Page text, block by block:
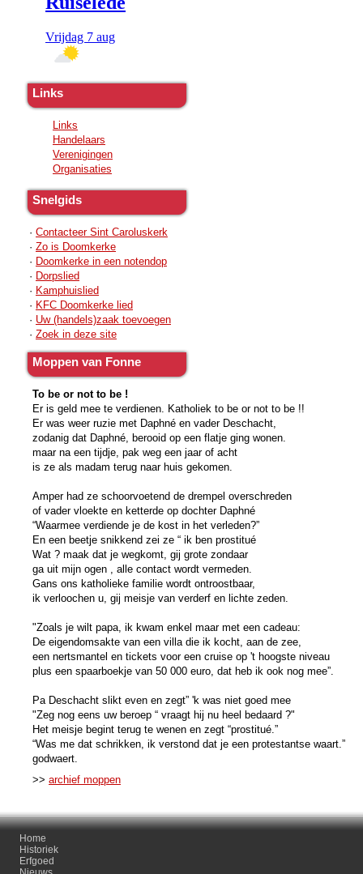
Links
Links
Handelaars
Verenigingen
Organisaties
Snelgids
· Contacteer Sint Caroluskerk
· Zo is Doomkerke
· Doomkerke in een notendop
· Dorpslied
· Kamphuislied
· KFC Doomkerke lied
· Uw (handels)zaak toevoegen
· Zoek in deze site
Moppen van Fonne
To be or not to be !
Er is geld mee te verdienen. Katholiek to be or not to be !!
Er was weer ruzie met Daphné en vader Deschacht,
zodanig dat Daphné, berooid op een flatje ging wonen.
maar na een tijdje, pak weg een jaar of acht
is ze als madam terug naar huis gekomen.
Amper had ze schoorvoetend de drempel overschreden
of vader vloekte en ketterde op dochter Daphné
“Waarmee verdiende je de kost in het verleden?”
En een beetje snikkend zei ze “ ik ben prostitué
Wat ? maak dat je wegkomt, gij grote zondaar
ga uit mijn ogen , alle contact wordt vermeden.
Gans ons katholieke familie wordt ontroostbaar,
ik verloochen u, gij meisje van verderf en lichte zeden.
"Zoals je wilt papa, ik kwam enkel maar met een cadeau:
De eigendomsakte van een villa die ik kocht, aan de zee,
een nertsmantel en tickets voor een cruise op 't hoogste niveau
plus een spaarboekje van 50 000 euro, dat heb ik ook nog mee”.
Pa Deschacht slikt even en zegt” 'k was niet goed mee
"Zeg nog eens uw beroep “ vraagt hij nu heel bedaard ?"
Het meisje begint terug te wenen en zegt “prostitué.”
“Was me dat schrikken, ik verstond dat je een protestantse waart.”
godwaert.
>> archief moppen
Home
Historiek
Erfgoed